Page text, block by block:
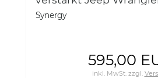
Gladiator JT- Synergy
Synergy
595,00
inkl. MwSt.zzgl.